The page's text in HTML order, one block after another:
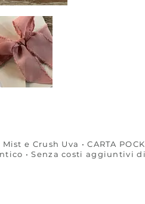
e Crush Uva • CARTA
• Senza costi aggiuntivi di